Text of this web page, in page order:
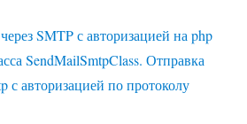
SMTP с авторизацией на php
SendMailSmtpClass. Отправка
с авторизацией по протоколу